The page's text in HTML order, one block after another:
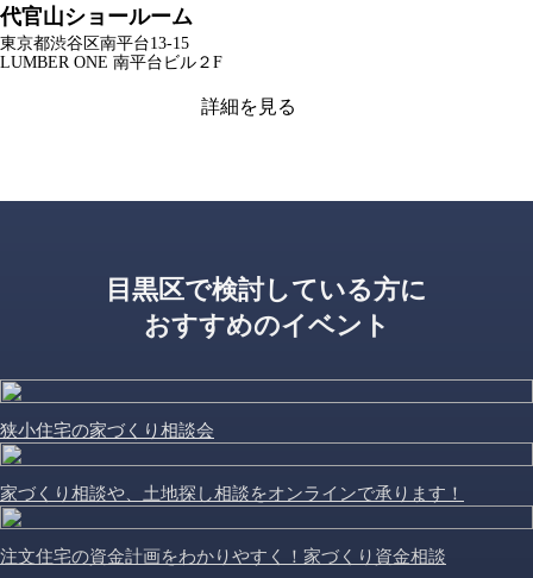
代官山ショールーム
東京都渋谷区南平台13-15
LUMBER ONE 南平台ビル２F
詳細を見る
目黒区で検討している方に
おすすめのイベント
狭小住宅の家づくり相談会
家づくり相談や、土地探し相談をオンラインで承ります！
注文住宅の資金計画をわかりやすく！家づくり資金相談